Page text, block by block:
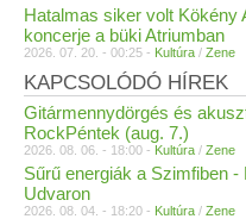
Hatalmas siker volt Kökény
koncerje a büki Atriumban
2026. 07. 20. - 00:25 - Kultúra / Zene
KAPCSOLÓDÓ HÍREK
Gitármennydörgés és
RockPéntek (aug. 7.)
2026. 08. 06. - 18:00 - Kultúra / Zene
Sűrű energiák a Szimfiben
Udvaron
2026. 08. 04. - 18:20 - Kultúra / Zene